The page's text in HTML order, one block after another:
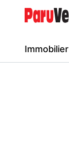
Immobilier